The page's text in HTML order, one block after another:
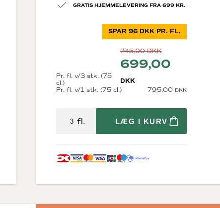
Diverse
Bæredygtig vin
Store flasker
Gaveæsker til vin
GRATIS HJEMMELEVERING FRA 699 KR.
Pr. fl. v/1 stk. (75 cl.) 795,00 DKK
Pr. fl. v/3 stk. (75
cl.)
745,00DKK
699,00
DKK
SPAR 96 DKK PR. FL.
fl. LÆG I KURV